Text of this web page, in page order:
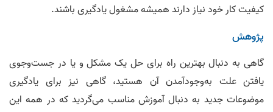
کیفیت کار خود نیاز دارند همیشه مشغول یادگیری باشند.
پژوهش
گاهی به دنبال بهترین راه برای حل یک مشکل و یا در جست‌وجوی
یافتن علت به‌وجودآمدن آن هستید، گاهی نیز برای یادگیری
موضوعات جدید به دنبال آموزش مناسب می‌گردید که در همه این